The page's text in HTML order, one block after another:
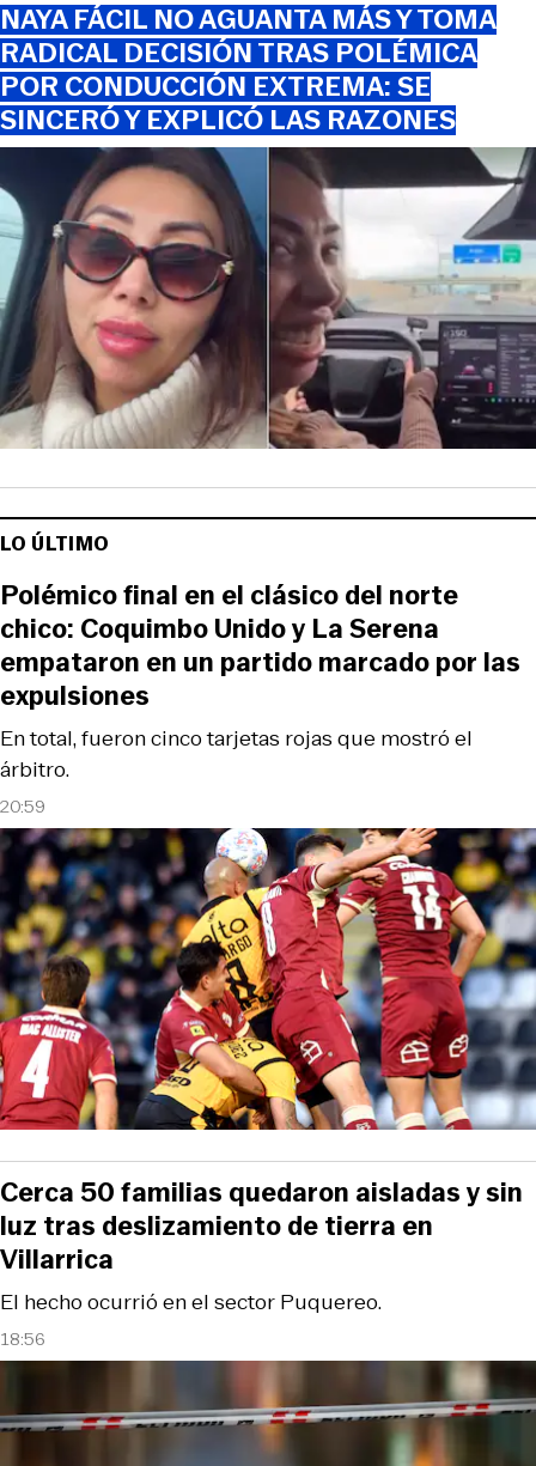
NAYA FÁCIL NO AGUANTA MÁS Y TOMA
RADICAL DECISIÓN TRAS POLÉMICA
POR CONDUCCIÓN EXTREMA: SE
SINCERÓ Y EXPLICÓ LAS RAZONES
LO ÚLTIMO
20:59
En total, fueron cinco tarjetas rojas que mostró el
árbitro.
Polémico final en el clásico del norte
chico: Coquimbo Unido y La Serena
empataron en un partido marcado por las
expulsiones
18:56
El hecho ocurrió en el sector Puquereo.
Cerca 50 familias quedaron aisladas y sin
luz tras deslizamiento de tierra en
Villarrica